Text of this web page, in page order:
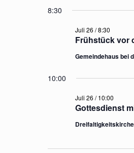
26.
2026
wählen.
8:30
Frühstück vor
Juli 26 / 8:30
Gemeindehaus bei
10:00
Gottesdienst
Juli 26 / 10:00
Dreifaltigkeitskirche